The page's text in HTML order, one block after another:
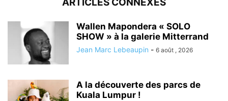
ARTICLES CONNEXES
Wallen Mapondera « SOLO
SHOW » à la galerie Mitterrand
Jean Marc Lebeaupin - 6 août , 2026
A la découverte des parcs de
Kuala Lumpur !